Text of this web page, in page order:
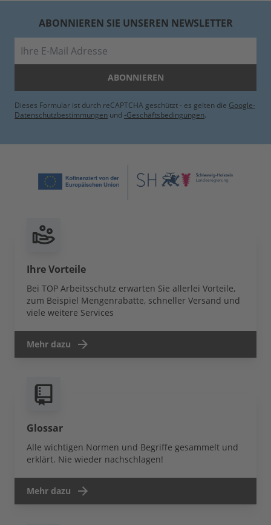
ABONNIEREN SIE UNSEREN NEWSLETTER
ABONNIEREN
Dieses Formular ist durch reCAPTCHA geschützt - es gelten die Google-
Datenschutzbestimmungen und -Geschäftsbedingungen.
Ihre Vorteile
Bei TOP Arbeitsschutz erwarten Sie allerlei Vorteile,
zum Beispiel Mengenrabatte, schneller Versand und
viele weitere Services
Mehr dazu
Glossar
Alle wichtigen Normen und Begriffe gesammelt und
erklärt. Nie wieder nachschlagen!
Mehr dazu